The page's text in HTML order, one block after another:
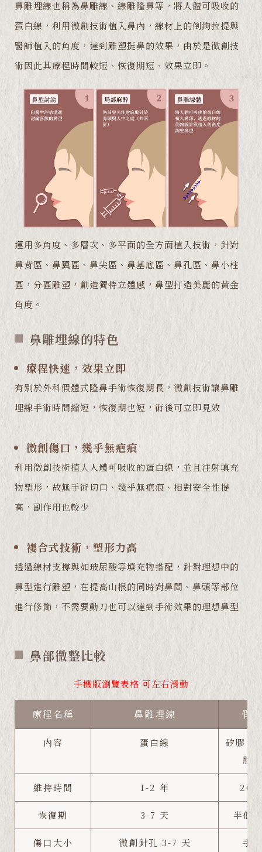
鼻雕埋線也稱為鼻雕線、線雕隆鼻等，將人體可吸收的
蛋白線，利用微創技術植入鼻內，線材上的倒鉤拉提與
醫師植入的角度，達到雕塑挺鼻的效果，由於是微創技
術因此其療程時間較短、恢復期短、效果立即。
運用多角度、多層次、多平面的全方面植入技術，針對
鼻背區、鼻翼區、鼻尖區、鼻基底區、鼻孔區、鼻小柱
區，分區雕塑，創造獨特立體感，鼻型打造美麗的黃金
角度。
鼻雕埋線的特色
療程快速，效果立即
有別於外科假體式隆鼻手術恢復期長，微創技術讓鼻雕
埋線手術時間縮短，恢復期也短，術後可立即見效
微創傷口，幾乎無疤痕
利用微創技術植入人體可吸收的蛋白線，並且注射填充
物塑形，故無手術切口、幾乎無疤痕、相對安全性提
高，副作用也較少
複合式技術，塑形⼒高
透過線材支撐與如玻尿酸等填充物搭配，針對理想中的
鼻型進行雕塑，在提高山根的同時對鼻間、鼻頭等部位
進行修飾，不需要動刀也可以達到手術效果的理想鼻型
鼻部微整比較
手機版瀏覽表格 可左右滑動
療程名稱 鼻雕埋線 假
內容 蛋白線
矽膠、
肋
維持時間 1-2 年 20
恢復期 3-7 天 半個
傷⼝大小 微創針孔 3-7 天 手